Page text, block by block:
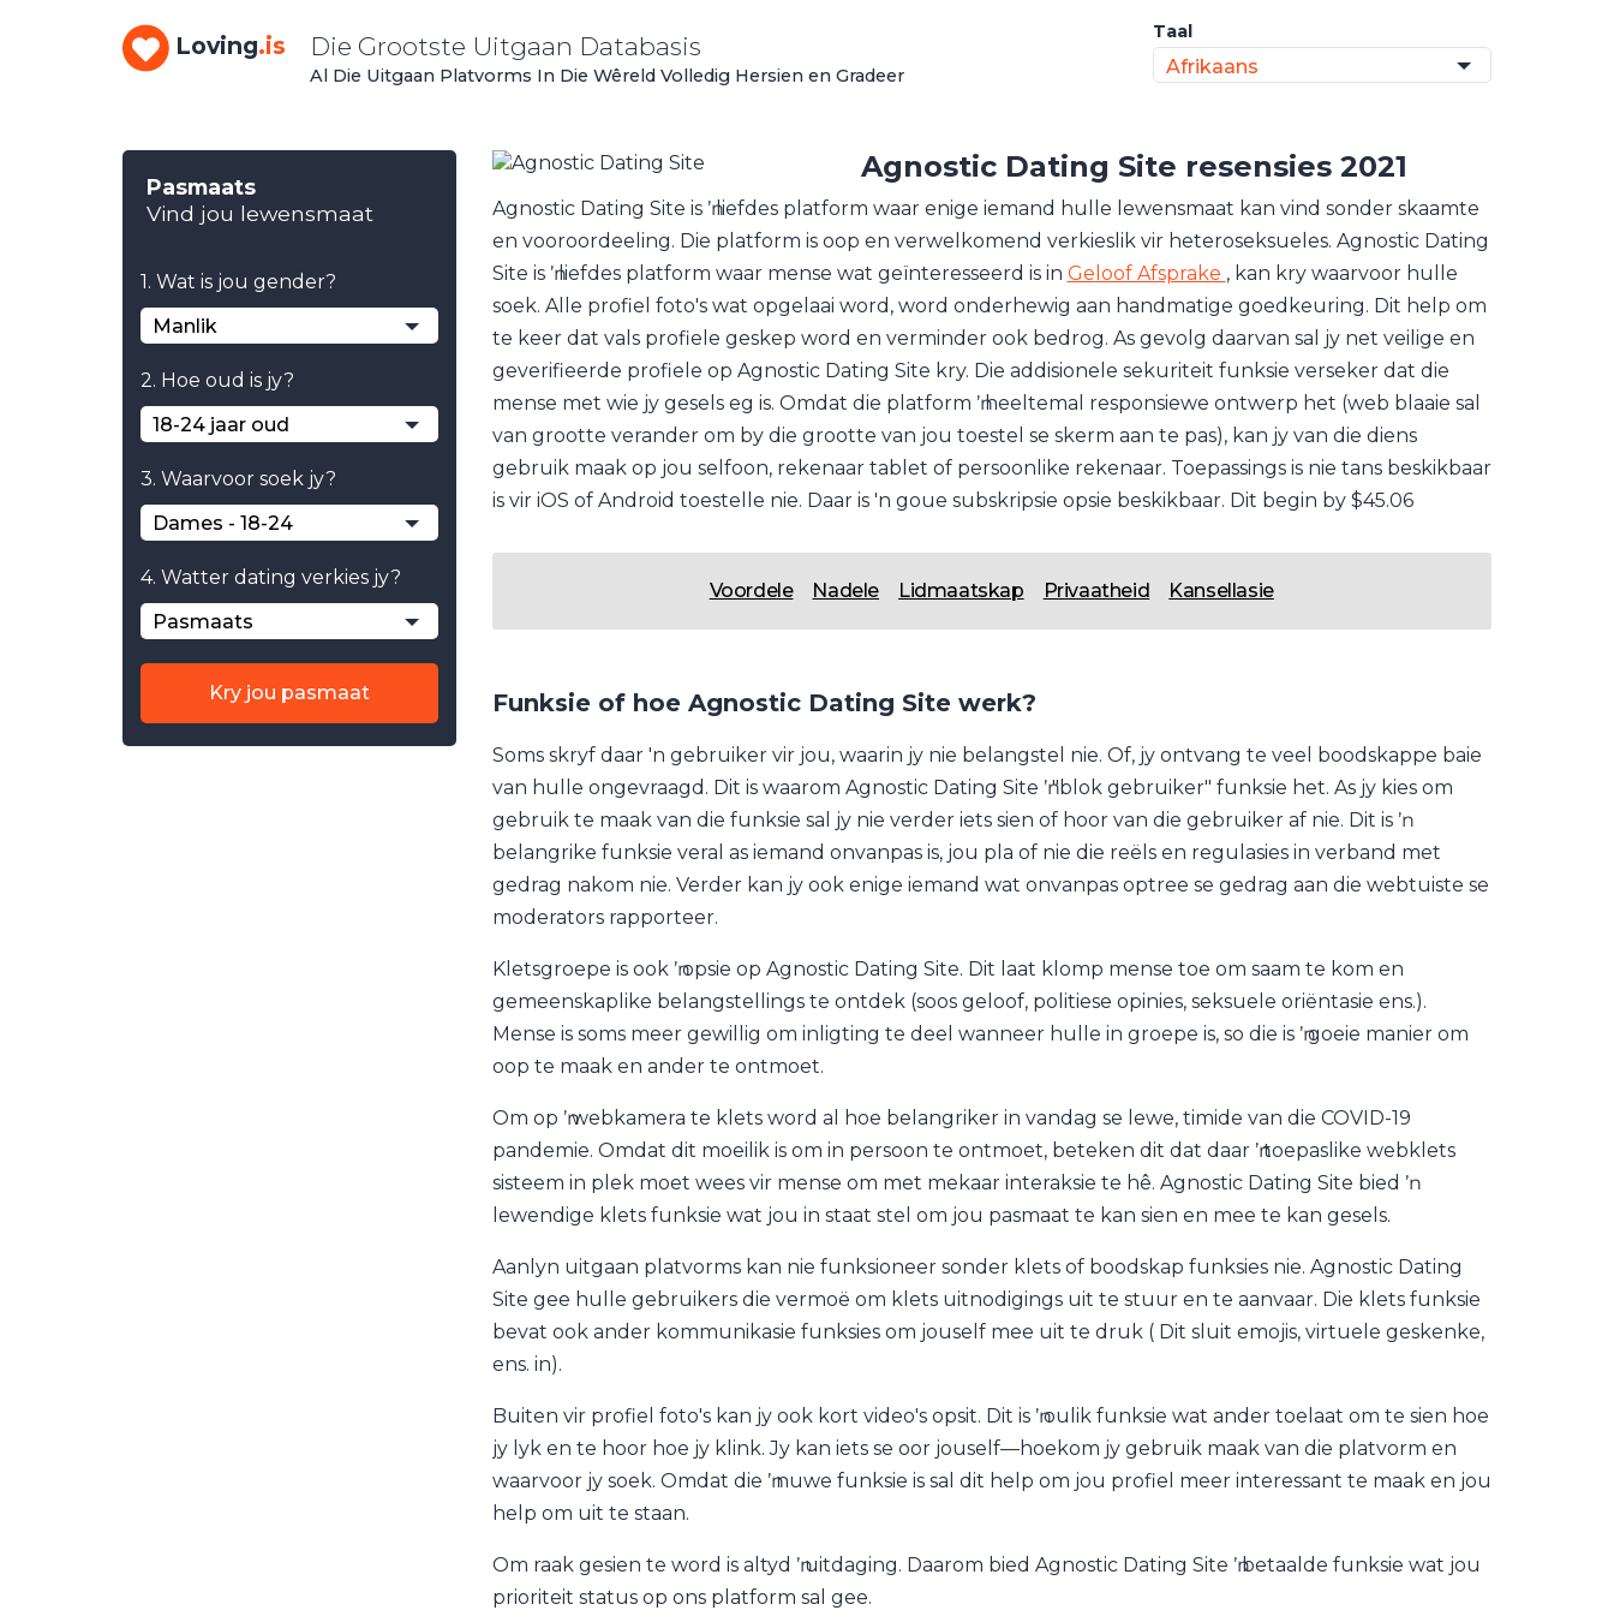
Loving.is Die Grootste Uitgaan Databasis
Al Die Uitgaan Platvorms In Die Wêreld Volledig Hersien en Gradeer
Taal
Afrikaans
Pasmaats
Vind jou lewensmaat
1. Wat is jou gender?
Manlik
2. Hoe oud is jy?
18-24 jaar oud
3. Waarvoor soek jy?
Dames - 18-24
4. Watter dating verkies jy?
Pasmaats
Kry jou pasmaat
Agnostic Dating Site resensies 2021
Agnostic Dating Site is ŉ liefdes platform waar enige iemand hulle lewensmaat kan vind sonder skaamte
en vooroordeeling. Die platform is oop en verwelkomend verkieslik vir heteroseksueles. Agnostic Dating
Site is ŉ liefdes platform waar mense wat geïnteresseerd is in Geloof Afsprake , kan kry waarvoor hulle
soek. Alle profiel foto's wat opgelaai word, word onderhewig aan handmatige goedkeuring. Dit help om
te keer dat vals profiele geskep word en verminder ook bedrog. As gevolg daarvan sal jy net veilige en
geverifieerde profiele op Agnostic Dating Site kry. Die addisionele sekuriteit funksie verseker dat die
mense met wie jy gesels eg is. Omdat die platform ŉ heeltemal responsiewe ontwerp het (web blaaie sal
van grootte verander om by die grootte van jou toestel se skerm aan te pas), kan jy van die diens
gebruik maak op jou selfoon, rekenaar tablet of persoonlike rekenaar. Toepassings is nie tans beskikbaar
is vir iOS of Android toestelle nie. Daar is 'n goue subskripsie opsie beskikbaar. Dit begin by $45.06
Voordele Nadele Lidmaatskap Privaatheid Kansellasie
Funksie of hoe Agnostic Dating Site werk?
Soms skryf daar 'n gebruiker vir jou, waarin jy nie belangstel nie. Of, jy ontvang te veel boodskappe baie
van hulle ongevraagd. Dit is waarom Agnostic Dating Site ŉ "blok gebruiker" funksie het. As jy kies om
gebruik te maak van die funksie sal jy nie verder iets sien of hoor van die gebruiker af nie. Dit is ŉ
belangrike funksie veral as iemand onvanpas is, jou pla of nie die reëls en regulasies in verband met
gedrag nakom nie. Verder kan jy ook enige iemand wat onvanpas optree se gedrag aan die webtuiste se
moderators rapporteer.
Kletsgroepe is ook ŉ opsie op Agnostic Dating Site. Dit laat klomp mense toe om saam te kom en
gemeenskaplike belangstellings te ontdek (soos geloof, politiese opinies, seksuele oriëntasie ens.).
Mense is soms meer gewillig om inligting te deel wanneer hulle in groepe is, so die is ŉ goeie manier om
oop te maak en ander te ontmoet.
Om op ŉ webkamera te klets word al hoe belangriker in vandag se lewe, timide van die COVID-19
pandemie. Omdat dit moeilik is om in persoon te ontmoet, beteken dit dat daar ŉ toepaslike webklets
sisteem in plek moet wees vir mense om met mekaar interaksie te hê. Agnostic Dating Site bied ŉ
lewendige klets funksie wat jou in staat stel om jou pasmaat te kan sien en mee te kan gesels.
Aanlyn uitgaan platvorms kan nie funksioneer sonder klets of boodskap funksies nie. Agnostic Dating
Site gee hulle gebruikers die vermoë om klets uitnodigings uit te stuur en te aanvaar. Die klets funksie
bevat ook ander kommunikasie funksies om jouself mee uit te druk ( Dit sluit emojis, virtuele geskenke,
ens. in).
Buiten vir profiel foto's kan jy ook kort video's opsit. Dit is ŉ oulik funksie wat ander toelaat om te sien hoe
jy lyk en te hoor hoe jy klink. Jy kan iets se oor jouself––hoekom jy gebruik maak van die platvorm en
waarvoor jy soek. Omdat die ŉ nuwe funksie is sal dit help om jou profiel meer interessant te maak en jou
help om uit te staan.
Om raak gesien te word is altyd ŉ uitdaging. Daarom bied Agnostic Dating Site ŉ betaalde funksie wat jou
prioriteit status op ons platform sal gee.